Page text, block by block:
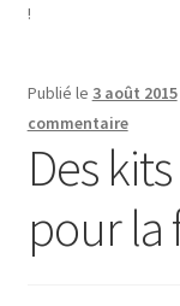
!
Publié le 3 août 2015
commentaire
Des
pour la